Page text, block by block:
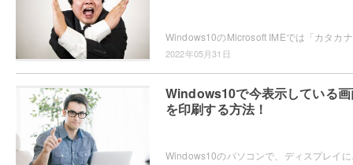
2022年05月31日
Windows10で今表示している
を印刷する方法！